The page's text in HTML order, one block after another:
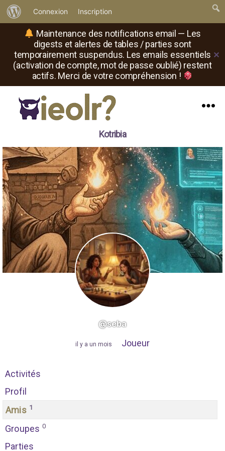
Maintenance des notifications email — Les
digests et alertes de tables / parties sont
temporairement suspendus. Les emails essentiels
(activation de compte, mot de passe oublié) restent
actifs. Merci de votre compréhension !
✕
propos
de
WordPress
Connexion Inscription
où
le
rôliste
?
Kotribia
@seba
il y a un mois Joueur
Activités
Profil
Amis 1
Groupes 0
Parties